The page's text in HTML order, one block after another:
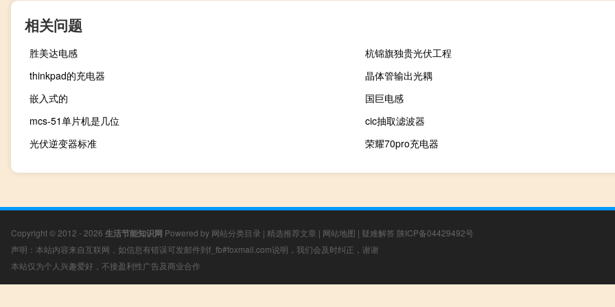
相关问题
胜美达电感
杭锦旗独贵光伏工程
thinkpad的充电器
晶体管输出光耦
嵌入式的
国巨电感
mcs-51单片机是几位
cic抽取滤波器
光伏逆变器标准
荣耀70pro充电器
Copyright © 2012 - 2026 生活节能知识网 Powered by 网站分类目录 | 精选推荐文章 | 网站地图 | 疑难解答 陕ICP备04429492号
声明：本站内容来自互联网，如信息有错误可发邮件到f_fb#foxmail.com说明，我们会及时纠正，谢谢
本站仅为个人兴趣爱好，不接盈利性广告及商业合作